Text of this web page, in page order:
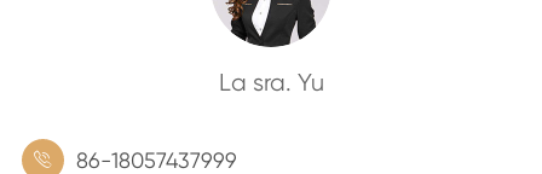
La sra. Yu
 86-18057437999